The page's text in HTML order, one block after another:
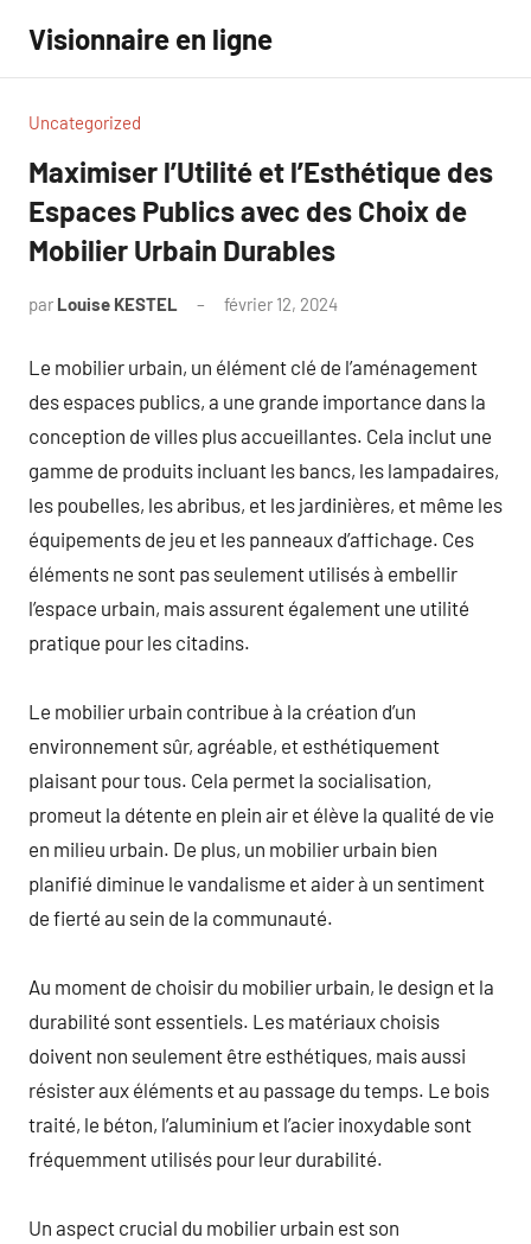
contenu
Visionnaire en ligne
Uncategorized
Maximiser l’Utilité et l’Esthétique des
Espaces Publics avec des Choix de
Mobilier Urbain Durables
par Louise KESTEL février 12, 2024
Le mobilier urbain, un élément clé de l’aménagement
des espaces publics, a une grande importance dans la
conception de villes plus accueillantes. Cela inclut une
gamme de produits incluant les bancs, les lampadaires,
les poubelles, les abribus, et les jardinières, et même les
équipements de jeu et les panneaux d’affichage. Ces
éléments ne sont pas seulement utilisés à embellir
l’espace urbain, mais assurent également une utilité
pratique pour les citadins.
Le mobilier urbain contribue à la création d’un
environnement sûr, agréable, et esthétiquement
plaisant pour tous. Cela permet la socialisation,
promeut la détente en plein air et élève la qualité de vie
en milieu urbain. De plus, un mobilier urbain bien
planifié diminue le vandalisme et aider à un sentiment
de fierté au sein de la communauté.
Au moment de choisir du mobilier urbain, le design et la
durabilité sont essentiels. Les matériaux choisis
doivent non seulement être esthétiques, mais aussi
résister aux éléments et au passage du temps. Le bois
traité, le béton, l’aluminium et l’acier inoxydable sont
fréquemment utilisés pour leur durabilité.
Un aspect crucial du mobilier urbain est son